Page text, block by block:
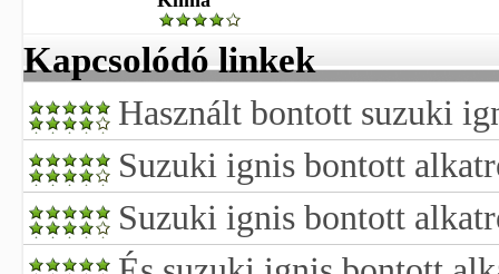
Kapcsolódó linkek
Használt bontott suzuki
Suzuki ignis bontott
Suzuki ignis bontott